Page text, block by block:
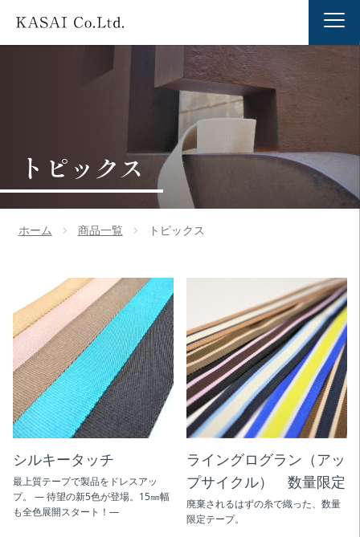
トピックス
ホーム 商品一覧 トピックス
シルキータッチ
最上質テープで製品をドレスアッ
プ。 — 待望の新5色が登場。15㎜幅
も全色展開スタート！—
ライングログラン（アッ
プサイクル） 数量限定
廃棄されるはずの糸で織った、数量
限定テープ。